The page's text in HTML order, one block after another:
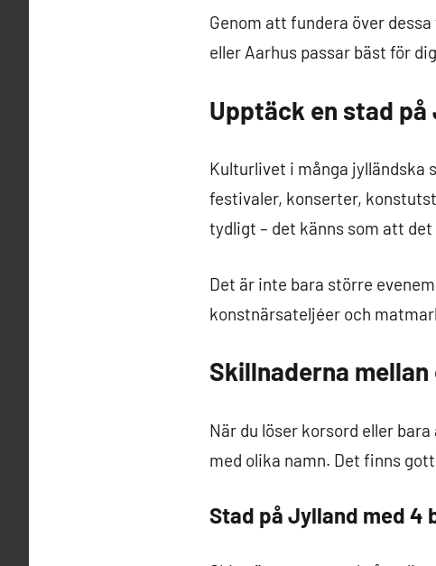
Genom att fundera över
eller Aarhus passar bäst för
Upptäck en stad
Kulturlivet i många jylländska
festivaler, konserter,
tydligt – det känns som att
Det är inte bara större
konstnärsateljéer och
Skillnaderna
När du löser korsord eller
med olika namn. Det finns
Stad på Jylland med 4